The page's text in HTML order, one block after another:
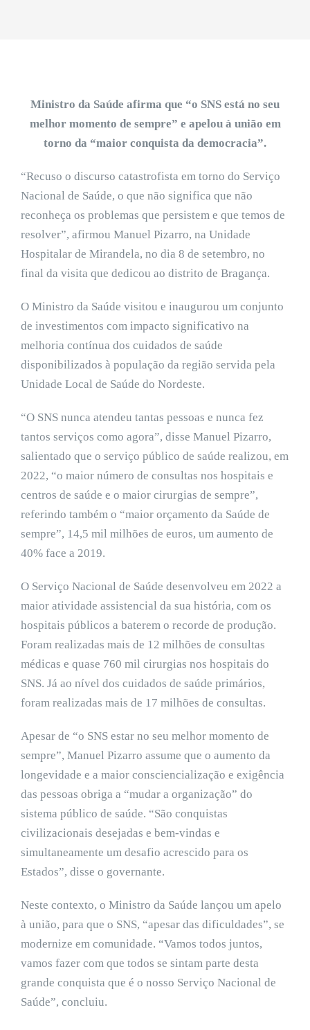
Ministro da Saúde afirma que “o SNS está no seu
melhor momento de sempre” e apelou à união em
torno da “maior conquista da democracia”.
“Recuso o discurso catastrofista em torno do Serviço
Nacional de Saúde, o que não significa que não
reconheça os problemas que persistem e que temos de
resolver”, afirmou Manuel Pizarro, na Unidade
Hospitalar de Mirandela, no dia 8 de setembro, no
final da visita que dedicou ao distrito de Bragança.
O Ministro da Saúde visitou e inaugurou um conjunto
de investimentos com impacto significativo na
melhoria contínua dos cuidados de saúde
disponibilizados à população da região servida pela
Unidade Local de Saúde do Nordeste.
“O SNS nunca atendeu tantas pessoas e nunca fez
tantos serviços como agora”, disse Manuel Pizarro,
salientado que o serviço público de saúde realizou, em
2022, “o maior número de consultas nos hospitais e
centros de saúde e o maior cirurgias de sempre”,
referindo também o “maior orçamento da Saúde de
sempre”, 14,5 mil milhões de euros, um aumento de
40% face a 2019.
O Serviço Nacional de Saúde desenvolveu em 2022 a
maior atividade assistencial da sua história, com os
hospitais públicos a baterem o recorde de produção.
Foram realizadas mais de 12 milhões de consultas
médicas e quase 760 mil cirurgias nos hospitais do
SNS. Já ao nível dos cuidados de saúde primários,
foram realizadas mais de 17 milhões de consultas.
Apesar de “o SNS estar no seu melhor momento de
sempre”, Manuel Pizarro assume que o aumento da
longevidade e a maior consciencialização e exigência
das pessoas obriga a “mudar a organização” do
sistema público de saúde. “São conquistas
civilizacionais desejadas e bem-vindas e
simultaneamente um desafio acrescido para os
Estados”, disse o governante.
Neste contexto, o Ministro da Saúde lançou um apelo
à união, para que o SNS, “apesar das dificuldades”, se
modernize em comunidade. “Vamos todos juntos,
vamos fazer com que todos se sintam parte desta
grande conquista que é o nosso Serviço Nacional de
Saúde”, concluiu.